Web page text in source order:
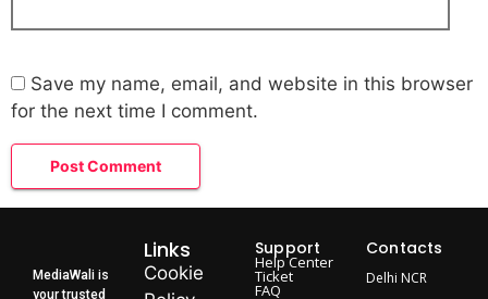
Save my name, email, and website in this browser
for the next time I comment.
MediaWali is
your trusted
Links
Cookie
Support
Help Center
Ticket
FAQ
Contacts
Delhi NCR